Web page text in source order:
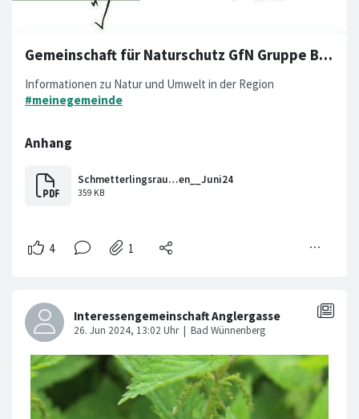
Gemeinschaft für Naturschutz GfN Gruppe Borchen
Informationen zu Natur und Umwelt in der Region
#meinegemeinde